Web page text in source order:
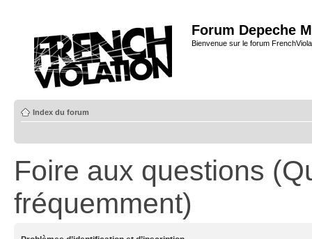
Forum Depeche
Bienvenue sur le forum
Index du forum
Foire aux questions
fréquemment)